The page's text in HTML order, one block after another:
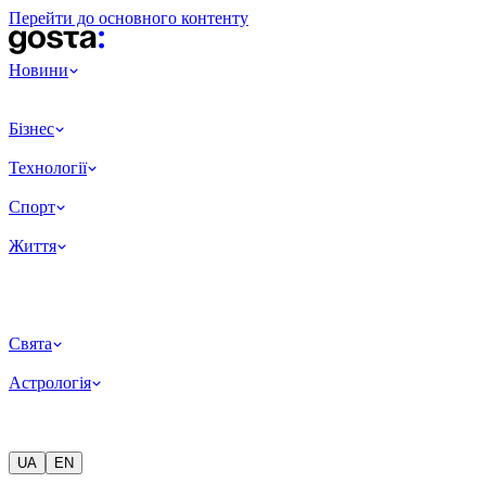
Перейти до основного контенту
Новини
Бізнес
Технології
Спорт
Життя
Свята
Астрологія
UA EN